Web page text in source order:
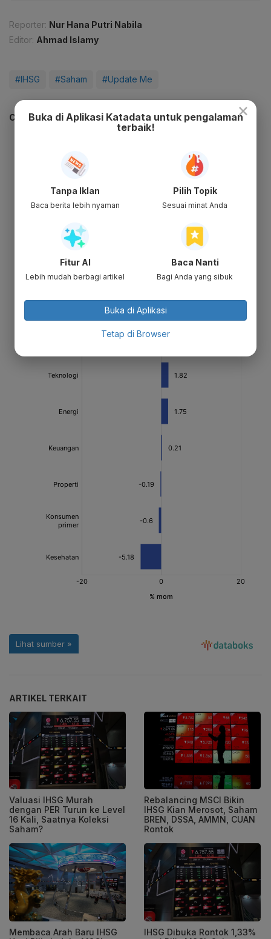
Reporter: Nur Hana Putri Nabila
Editor: Ahmad Islamy
#IHSG #Saham #Update Me
CEK JUGA DATA INI
ARTIKEL TERKAIT
Valuasi IHSG Murah
dengan PER Turun ke Level
16 Kali, Saatnya Koleksi
Saham?
Rebalancing MSCI Bikin
IHSG Kian Merosot, Saham
BREN, DSSA, AMMN, CUAN
Rontok
Membaca Arah Baru IHSG
IHSG Dibuka Rontok 1,33%
×
Buka di Aplikasi Katadata untuk pengalaman
terbaik!
Tanpa Iklan
Baca berita lebih nyaman
Pilih Topik
Sesuai minat Anda
Fitur AI
Lebih mudah berbagi artikel
Baca Nanti
Bagi Anda yang sibuk
Buka di Aplikasi
Tetap di Browser